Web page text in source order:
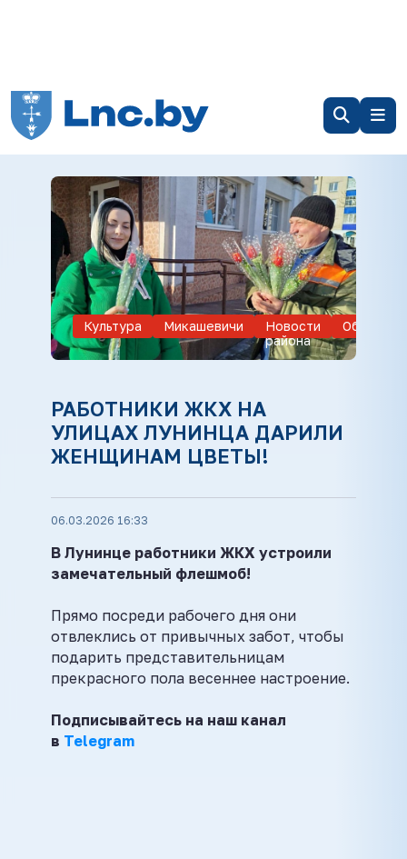
Культура Микашевичи
Новости
района
РАБОТНИКИ ЖКХ НА
УЛИЦАХ ЛУНИНЦА ДАРИЛИ
ЖЕНЩИНАМ ЦВЕТЫ!
06.03.2026 16:33
В Лунинце работники ЖКХ устроили
замечательный флешмоб!
Прямо посреди рабочего дня они
отвлеклись от привычных забот, чтобы
подарить представительницам
прекрасного пола весеннее настроение.
Подписывайтесь на наш канал
в Telegram